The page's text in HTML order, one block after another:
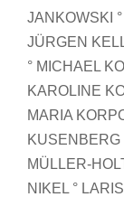
JANKOWSKI
JÜRGEN
° MICHAEL
KAROLINE
MARIA
KUSENBERG
MÜLLER-
NIKEL °